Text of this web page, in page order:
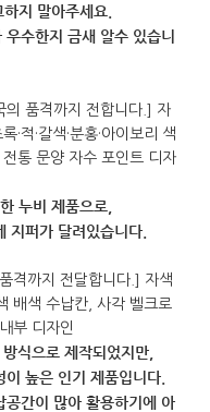
지 말아주세요.
수한지 금새 알수 있습니
누비 제품으로,
지퍼가 달려있습니다.
식으로 제작되었지만,
높은 인기 제품입니다.
간이 많아 활용하기에 아